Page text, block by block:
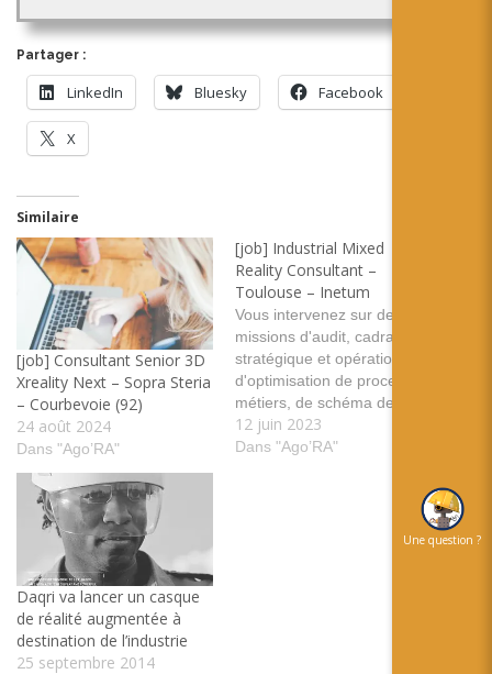
Partager :
LinkedIn Bluesky Facebook
X
Similaire
[job] Consultant Senior 3D
Xreality Next – Sopra Steria
– Courbevoie (92)
24 août 2024
Dans "Ago’RA"
[job] Industrial Mixed
Reality Consultant –
Toulouse – Inetum
Vous intervenez sur des
missions d'audit, cadrage
stratégique et opérationnel,
d'optimisation de processus
métiers, de schéma de
transformation vers
l'industrialisation Mixed
stratégie entreprise par nos
12 juin 2023
Dans "Ago’RA"
Daqri va lancer un casque
de réalité augmentée à
destination de l’industrie
25 septembre 2014
Une question ?